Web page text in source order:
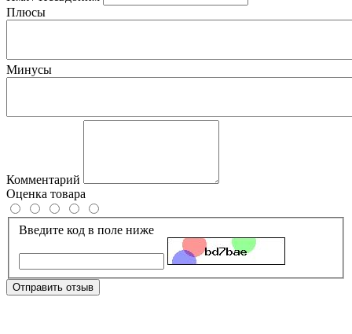
Плюсы
Минусы
Комментарий
Оценка товара
Введите код в поле ниже
Отправить отзыв